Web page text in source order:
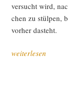
ver­sucht wird,
chen zu stül­pen,
vor­her dasteht.
„Zwei
weiterlesen